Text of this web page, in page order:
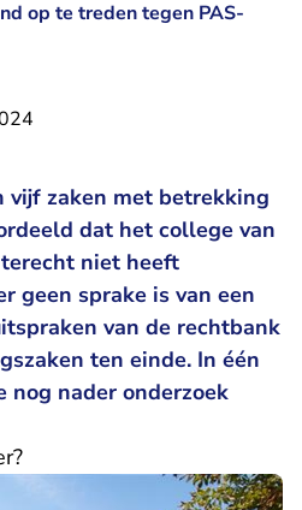
op te treden tegen PAS-
vijf zaken met betrekking
dat het college van
niet heeft
geen sprake is van een
van de rechtbank
ten einde. In één
nog nader onderzoek